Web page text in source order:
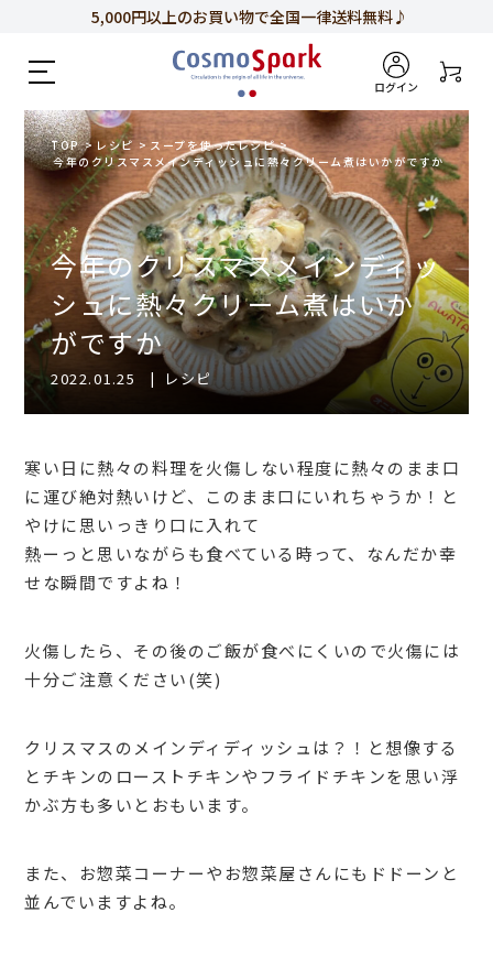
5,000円以上のお買い物で全国一律送料無料♪
新規会員登録で今すぐ使える500ポイント プレゼント！
ログイン
TOP > レシピ >スープを使ったレシピ >
今年のクリスマスメインディッシュに熱々クリーム煮はいかがですか
今年のクリスマスメインディッ
シュに熱々クリーム煮はいか
がですか
2022.01.25 | レシピ
寒い日に熱々の料理を火傷しない程度に熱々のまま口
に運び絶対熱いけど、このまま口にいれちゃうか！と
やけに思いっきり口に入れて
熱ーっと思いながらも食べている時って、なんだか幸
せな瞬間ですよね！
火傷したら、その後のご飯が食べにくいので火傷には
十分ご注意ください(笑)
クリスマスのメインディディッシュは？！と想像する
とチキンのローストチキンやフライドチキンを思い浮
かぶ方も多いとおもいます。
また、お惣菜コーナーやお惣菜屋さんにもドドーンと
並んでいますよね。